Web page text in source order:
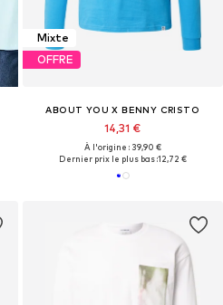
Mixte
OFFRE
ABOUT YOU X BENNY CRISTO
14,31 €
À l'origine : 39,90 €
Dernier prix le plus bas :12,72 €